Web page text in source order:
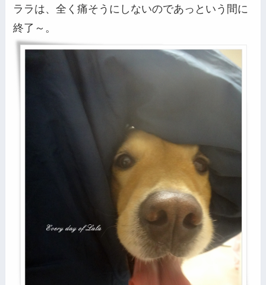
ララは、全く痛そうにしないのであっという間に
終了～。